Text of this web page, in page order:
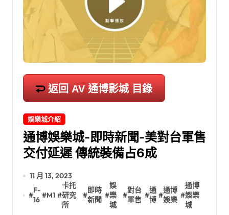
返回 AV 通博影城 目錄
娛樂城介紹
通博娛樂城-即時新聞-美對台軍售
交付延遲 傳統裝備占6成
11 月 13, 2023
#
F-
16
#M1 #
卡托
研究
所
#
即時
新聞
#
娛
樂
城
#
對台
軍售
#
通
博
#
通博
娛樂
#
通博
娛樂
城